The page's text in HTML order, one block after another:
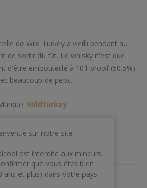
de Wild Turkey a vieilli pendant au
de sortir du fût. Le whisky n'est que
d'être embouteillé à 101 proof (50.5%)
beaucoup de peps.
Wildturkey
sur notre site
est interdite aux mineurs,
que vous êtes bien
ans et plus) dans votre pays.